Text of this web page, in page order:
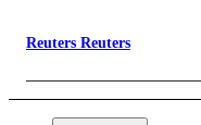
Reuters Reuters